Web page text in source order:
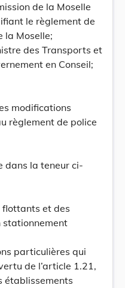
de la Moselle
le règlement de
la Moselle;
des Transports et
en Conseil;
modifications
règlement de police
dans la teneur ci-
et des
particulières qui
de l’article 1.21,
établissements